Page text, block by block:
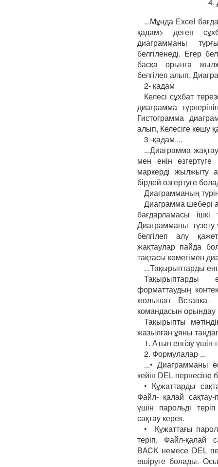
...Мұнда ЕхсеІ
қадам> деген
диаграмманы
белгіленеді. Егер
басқа орынға
белгілеп алып,
2- қадам
Келесі сұхбат
диаграмма
Гистограмма
алып, Келесіге көшу
3 -қадам ...
...Диаграмма
мен енін
маркерді жылжыту
бірдей өзгертуге
Диаграмманың
Диаграмма шебері
бағдарламасы ішкі
Диаграмманы
белгілеп алу
жақтаулар пайда
тақтасы көмегімен
...Тақырыптарды
Тақырыптарды
форматтаудың
жолынан Вставка-
командасын орындау
Тақырыпты
жазылған ұяны
1. Атын енгізу
2. Формулалар ...
...• Диаграмманы
кейін DEL пернесіне
• Құжаттарды
Файл- қалай
үшін парольді
сақтау керек.
• Құжаттағы
теріп, Файл-қалай
BACK немесе DEL
өшіруге болады.